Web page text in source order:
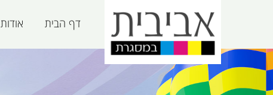
דף הבית אודות